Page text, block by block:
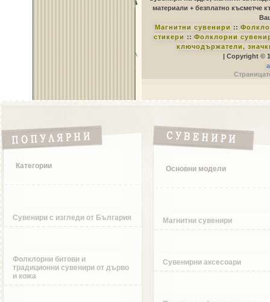
материали + безплатно късметче
Магнитни сувенири ::
стикери :: Фолклорни
ключодържатели,
| Copyright ©
Категории
Сувенири с изгледи от България
Фолклорни битови и
традиционни сувенири от дърво
и кожа
Основни модели
Магнитни сувенири
Сувенирни аксесоари